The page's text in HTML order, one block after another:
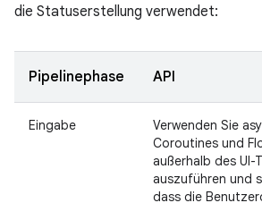
die Statuserstellung verwendet:
Pipelinephase API
Eingabe
Verwenden Sie
Coroutines und
außerhalb des UI-
auszuführen und
dass die